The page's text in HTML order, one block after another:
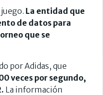
La entidad que
de datos para
que se
por Adidas, que
veces por segundo,
La información